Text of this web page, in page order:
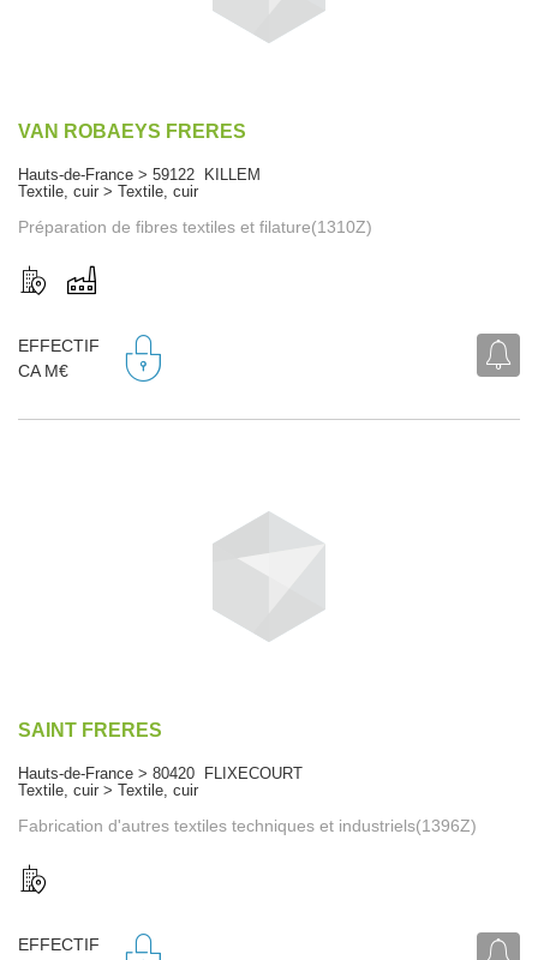
VAN ROBAEYS FRERES
Hauts-de-France > 59122 KILLEM
Textile, cuir > Textile, cuir
Préparation de fibres textiles et filature(1310Z)
EFFECTIF
CA M€
SAINT FRERES
Hauts-de-France > 80420 FLIXECOURT
Textile, cuir > Textile, cuir
Fabrication d'autres textiles techniques et industriels(1396Z)
EFFECTIF